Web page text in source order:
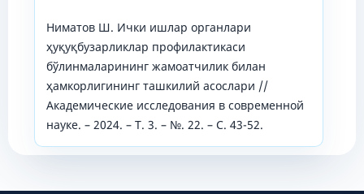
Ниматов Ш. Ички ишлар органлари
ҳуқуқбузарликлар профилактикаси
бўлинмаларининг жамоатчилик билан
ҳамкорлигининг ташкилий асослари //
Академические исследования в современной
науке. – 2024. – Т. 3. – №. 22. – С. 43-52.